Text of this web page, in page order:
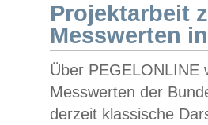
Projektarbeit
Messwerten
Über PEGELONLINE
Messwerten der
derzeit klassische